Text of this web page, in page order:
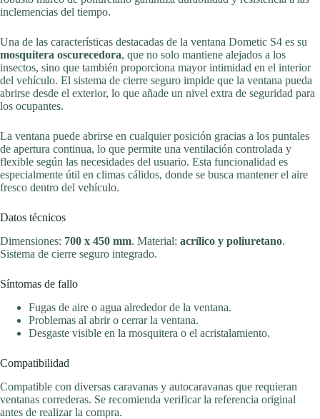
inclemencias del tiempo.
Una de las características destacadas de la ventana Dometic S4 es su
mosquitera oscurecedora, que no solo mantiene alejados a los
insectos, sino que también proporciona mayor intimidad en el interior
del vehículo. El sistema de cierre seguro impide que la ventana pueda
abrirse desde el exterior, lo que añade un nivel extra de seguridad para
los ocupantes.
La ventana puede abrirse en cualquier posición gracias a los puntales
de apertura continua, lo que permite una ventilación controlada y
flexible según las necesidades del usuario. Esta funcionalidad es
especialmente útil en climas cálidos, donde se busca mantener el aire
fresco dentro del vehículo.
Datos técnicos
Dimensiones: 700 x 450 mm. Material: acrílico y poliuretano.
Sistema de cierre seguro integrado.
Síntomas de fallo
Fugas de aire o agua alrededor de la ventana.
Problemas al abrir o cerrar la ventana.
Desgaste visible en la mosquitera o el acristalamiento.
Compatibilidad
Compatible con diversas caravanas y autocaravanas que requieran
ventanas correderas. Se recomienda verificar la referencia original
antes de realizar la compra.